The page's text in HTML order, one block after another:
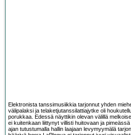
Elektronista tanssimusiikkia tarjonnut yhden
välipalaksi ja telaketjutanssilattiajytke oli
porukkaa. Edessä näyttikin olevan välillä
ei kuitenkaan liittynyt villisti huitovaan ja
ajan tutustumalla hallin laajaan levymyymälä